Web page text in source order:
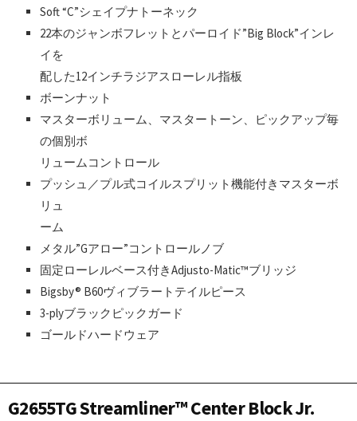
Soft “C”シェイプナトーネック
22本のジャンボフレットとパーロイド”Big Block”インレ
イを
配した12インチラジアスローレル指板
ボーンナット
マスターボリューム、マスタートーン、ピックアップ毎
の個別ボ
リュームコントロール
プッシュ／プル式コイルスプリット機能付きマスターボ
リュ
ーム
メタル”Gアロー”コントロールノブ
固定ローレルベース付きAdjusto-Matic™ブリッジ
Bigsby® B60ヴィブラートテイルピース
3-plyブラックピックガード
ゴールドハードウェア
G2655TG Streamliner™ Center Block Jr.